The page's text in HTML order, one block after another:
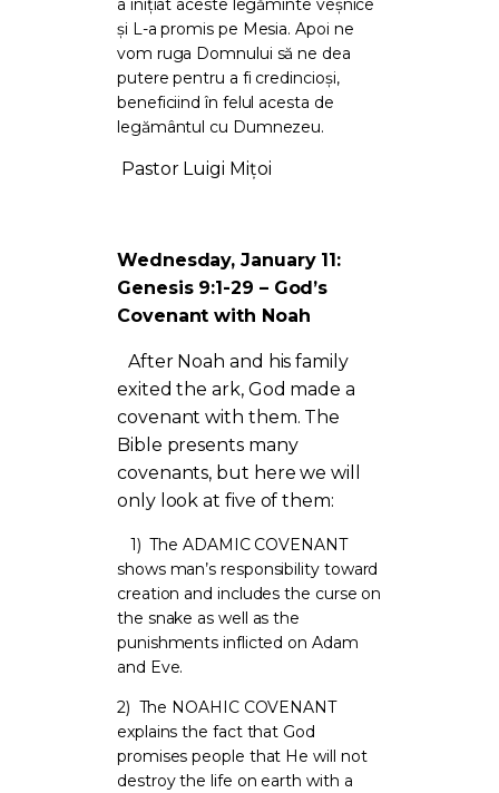
a inițiat aceste legăminte veșnice
și L-a promis pe Mesia. Apoi ne
vom ruga Domnului să ne dea
putere pentru a fi credincioși,
beneficiind în felul acesta de
legământul cu Dumnezeu.
Pastor Luigi Mițoi
Wednesday, January 11:
Genesis 9:1-29 – God’s
Covenant with Noah
After Noah and his family
exited the ark, God made a
covenant with them. The
Bible presents many
covenants, but here we will
only look at five of them:
1) The ADAMIC COVENANT
shows man’s responsibility toward
creation and includes the curse on
the snake as well as the
punishments inflicted on Adam
and Eve.
2) The NOAHIC COVENANT
explains the fact that God
promises people that He will not
destroy the life on earth with a